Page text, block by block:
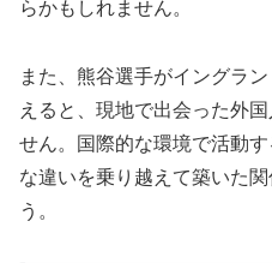
らかもしれません。
また、熊谷選手がイングラ
えると、現地で出会った外
せん。国際的な環境で活動
な違いを乗り越えて築いた
う。